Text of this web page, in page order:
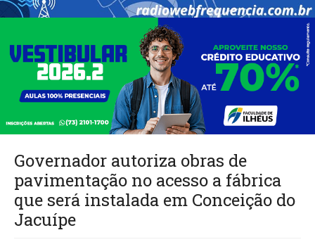
Governador autoriza obras de
pavimentação no acesso a fábrica
que será instalada em Conceição do
Jacuípe